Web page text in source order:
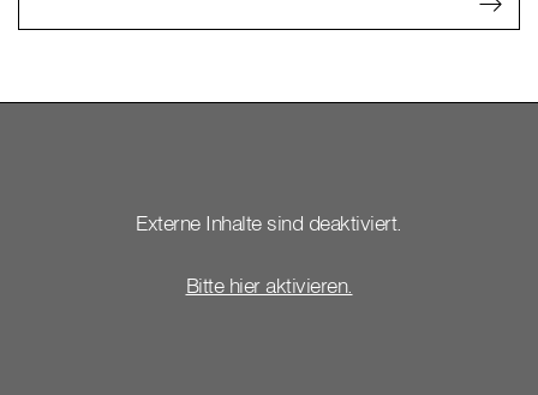
Externe Inhalte sind deaktiviert.
Bitte hier aktivieren.